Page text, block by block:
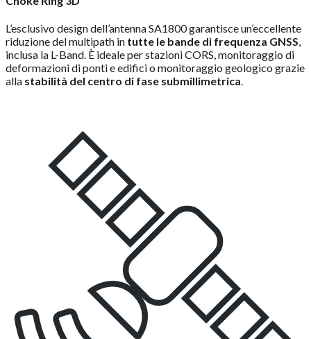
L’esclusivo design dell’antenna SA1800 garantisce un’eccellente
riduzione del multipath in tutte le bande di frequenza GNSS
inclusa la L-Band. È ideale per stazioni CORS, monitoraggio di
deformazioni di ponti e edifici o monitoraggio geologico grazie
alla stabilità del centro di fase submillimetrica